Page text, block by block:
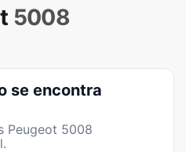
5008
se encontra
Peugeot 5008